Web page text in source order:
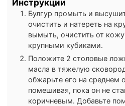
Инструкции
Булгур промыть и
очистить и натереть на
вымыть, очистить от
крупными кубиками.
Положите 2 столовые
масла в тяжелую
обжарьте его на среднем
помешивая, пока он не
коричневым. Добавьте